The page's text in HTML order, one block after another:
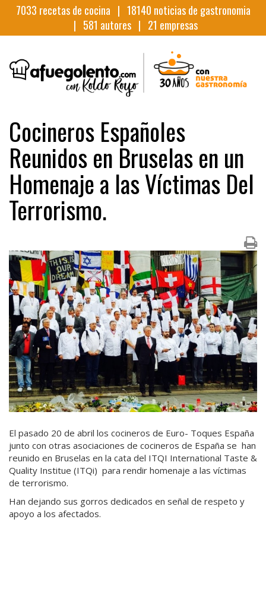
7033 recetas de cocina | 18140 noticias de gastronomia
| 581 autores | 21 empresas
Cocineros Españoles
Reunidos en Bruselas en un
Homenaje a las Víctimas Del
Terrorismo.
El pasado 20 de abril los cocineros de Euro- Toques España
junto con otras asociaciones de cocineros de España se han
reunido en Bruselas en la cata del ITQI International Taste &
Quality Institue (ITQi) para rendir homenaje a las víctimas
de terrorismo.
Han dejando sus gorros dedicados en señal de respeto y
apoyo a los afectados.